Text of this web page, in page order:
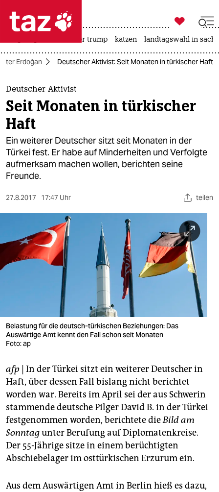
 taz zahl ich
taz zahl ich
themen
politik
öko
gesellschaft
kultur
sport
nord
wahrheit
veranstaltungen
shop
fragen & hilfe
unterstützen
abo
genossenschaft
epaper login

taz zahl ich
usa unter trump katzen landtagswahl in
Erdoğan Deutscher Aktivist: Seit Monaten in türkischer Haft
Deutscher Aktivist
Seit Monaten in türkischer
Haft
Ein weiterer Deutscher sitzt seit Monaten in der
Türkei fest. Er habe auf Minderheiten und Verfolgte
aufmerksam machen wollen, berichten seine
Freunde.
27.8.2017 17:47 Uhr teilen
Belastung für die deutsch-türkischen Beziehungen: Das
Auswärtige Amt kennt den Fall schon seit Monaten
Foto: ap
afp | In der Türkei sitzt ein weiterer Deutscher in
Haft, über dessen Fall bislang nicht berichtet
worden war. Bereits im April sei der aus Schwerin
stammende deutsche Pilger David B. in der Türkei
festgenommen worden, berichtete dieBild am
Sonntagunter Berufung auf Diplomatenkreise.
Der 55-Jährige sitze in einem berüchtigten
Abschiebelager im osttürkischen Erzurum ein.
Aus dem Auswärtigen Amt in Berlin hieß es dazu,